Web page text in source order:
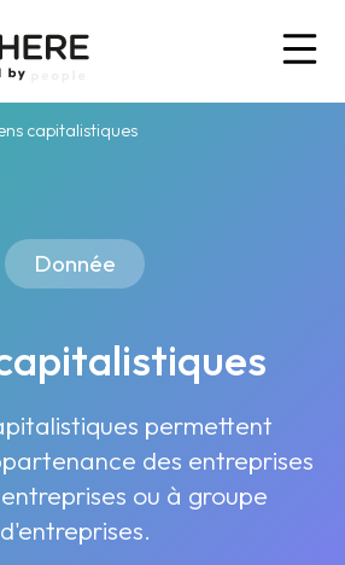
capitalistiques
Donnée
permettent
des entreprises
ou à groupe
d'entreprises.